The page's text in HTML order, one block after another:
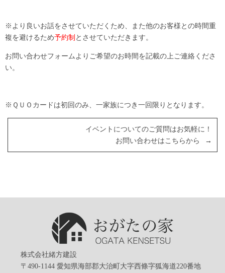
※より良いお話をさせていただくため、また他のお客様との時間重
複を避けるため予約制 とさせていただきます。
お問い合わせフォームよりご希望のお時間を記載の上ご連絡くださ
い。
※ＱＵＯカードは初回のみ、一家族につき一回限りとなります。
イベントについてのご質問はお気軽に！
お問い合わせはこちらから
株式会社緒方建設
〒490-1144 愛知県海部郡大治町大字西條字狐海道220番地